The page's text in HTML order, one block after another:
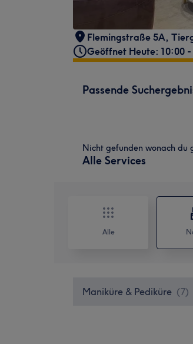
Flemingstraße 5A,
Geöffnet Heute: 10:00 -
Passende
Nicht gefunden wonach du
Alle Services
Alle
Maniküre & Pediküre (7)